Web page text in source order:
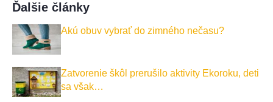
Ďalšie články
Akú obuv vybrať do zimného nečasu?
Zatvorenie škôl prerušilo aktivity Ekoroku, deti
sa však…